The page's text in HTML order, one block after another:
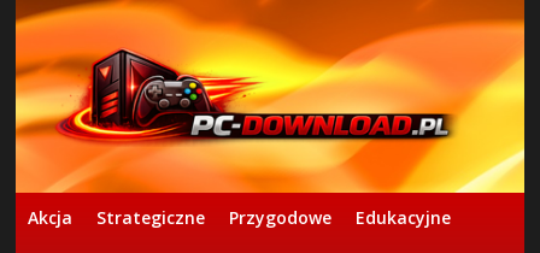
Akcja Strategiczne Przygodowe Edukacyjne